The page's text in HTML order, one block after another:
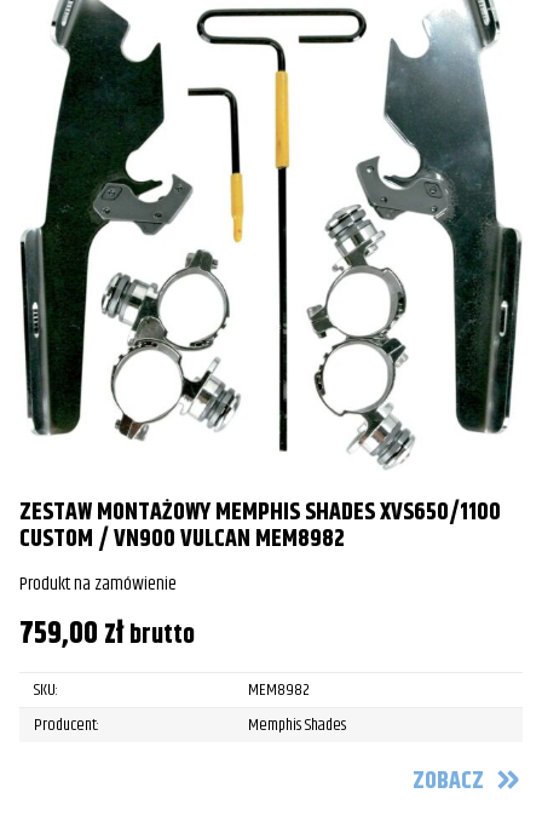
ZESTAW MONTAŻOWY MEMPHIS SHADES XVS650/1100
CUSTOM / VN900 VULCAN MEM8982
Produkt na zamówienie
759,00złbrutto
SKU:
MEM8982
Producent:
Memphis Shades
ZOBACZ